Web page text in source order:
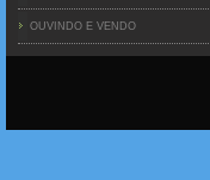
OUVINDO E VENDO